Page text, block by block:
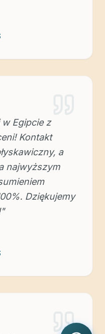
Egipcie z
Kontakt
a
najwyższym
Dziękujemy
"